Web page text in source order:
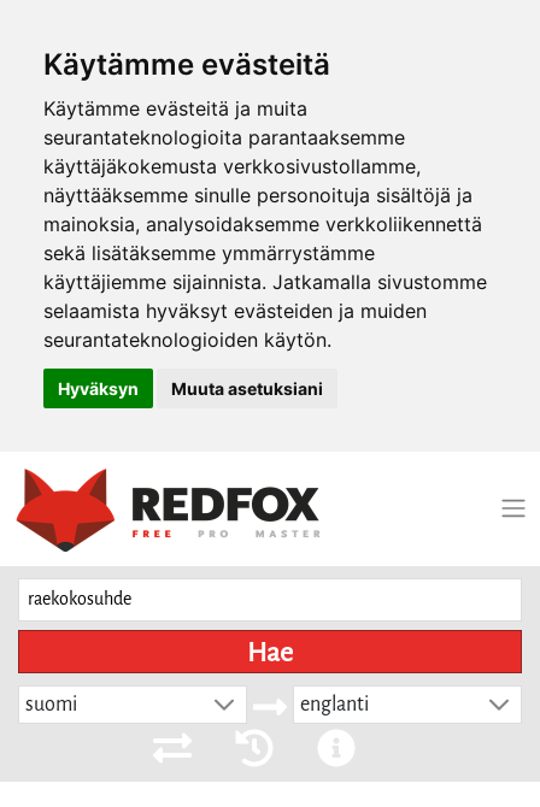
Käytämme evästeitä
Käytämme evästeitä ja muita
seurantateknologioita parantaaksemme
käyttäjäkokemusta verkkosivustollamme,
näyttääksemme sinulle personoituja sisältöjä ja
mainoksia, analysoidaksemme verkkoliikennettä
sekä lisätäksemme ymmärrystämme
käyttäjiemme sijainnista. Jatkamalla sivustomme
selaamista hyväksyt evästeiden ja muiden
seurantateknologioiden käytön.
Hyväksyn Muuta asetuksiani
Hae
suomi englanti